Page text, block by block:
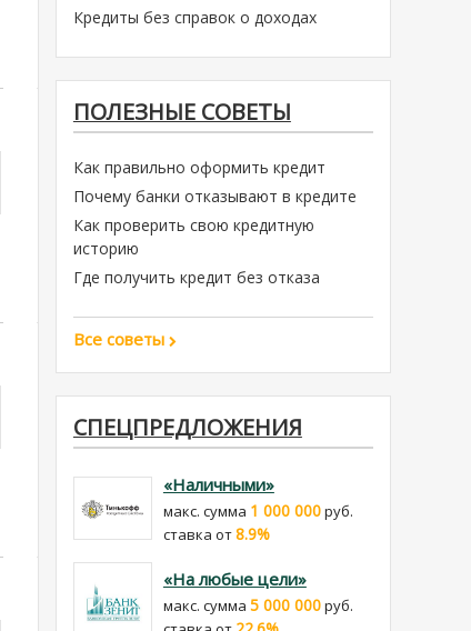
Кредиты без справок о доходах
ПОЛЕЗНЫЕ СОВЕТЫ
Как правильно оформить кредит
Почему банки отказывают в кредите
Как проверить свою кредитную
историю
Где получить кредит без отказа
Все советы
СПЕЦПРЕДЛОЖЕНИЯ
«Наличными»
макс. сумма 1 000 000руб.
cтавка от8.9%
«На любые цели»
макс. сумма 5 000 000руб.